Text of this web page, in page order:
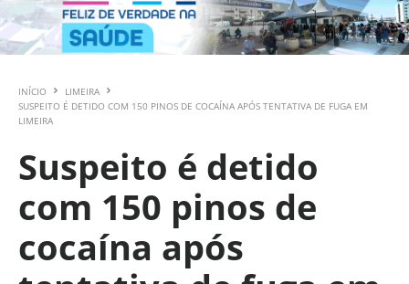
INÍCIO
LIMEIRA
SUSPEITO É DETIDO COM 150 PINOS DE COCAÍNA APÓS TENTATIVA DE FUGA EM
LIMEIRA
Suspeito é detido
com 150 pinos de
cocaína após